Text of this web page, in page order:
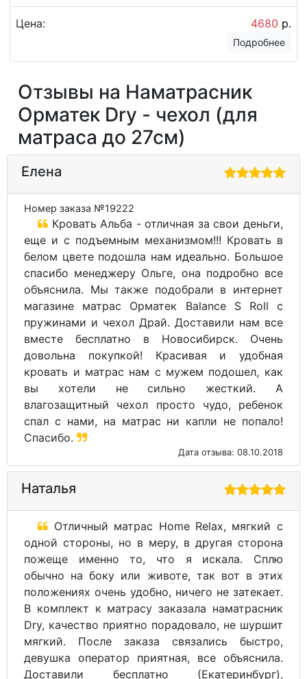
подушки, то заказали натуральную и для
возраста 6лет Baby Soft, сын в восторге, как
раз под его плечики и на спине ему удобно.
Оплатила картой при получении. Надеюсь
Карина.
Дата отзыва: 08.11.2017
Алина
Купили детям двухярусную кровать,
которая была в комплекте с матрасами... в
одном очень известном магазине. Ну что
сказать, скупой платит дважды), это про нас.
Матрасы были просто ужасными, на них было
невозможно лежать (мягкий поролон).
Заказали новые матрасы Kids Dream в
интернет магазине , детям 3х и 8ми лет.
Хорошие матрасы, плотные, упругие. Цена
тоже приятно удивила. И еще купили сразу с
защитными наматрасниками Dry, которые с
непромокаемой мембраной. Матрас
односторонний, мы специально выбрали
такой, чтобы не вертеть его постоянно. Очень
довольны покупкой.
Дата отзыва: 22.08.2018
Размеры наматрасника Dry -
чехол (для матраса до 27см)
80х190 80х195 80х200
80х210 80х220 90х190
90х195 90х200 90х210
90х220 120х190 120х195
120х20
0
120х210
120х22
0